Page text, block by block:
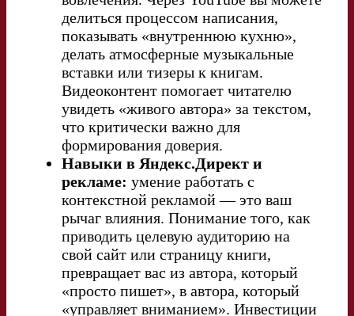
делиться процессом написания,
показывать «внутреннюю кухню»,
делать атмосферные музыкальные
вставки или тизеры к книгам.
Видеоконтент помогает читателю
увидеть «живого автора» за текстом,
что критически важно для
формирования доверия.
Навыки в Яндекс.Директ и
рекламе: умение работать с
контекстной рекламой — это ваш
рычаг влияния. Понимание того, как
приводить целевую аудиторию на
свой сайт или страницу книги,
превращает вас из автора, который
«просто пишет», в автора, который
«управляет вниманием». Инвестиции